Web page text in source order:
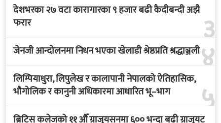
३
देशभरका २७ वटा कारागारका ९ हजार बढी कैदीबन्दी अझै
फरार
४
जेनजी आन्दोलनमा निधन भएका खेलाडी श्रेष्ठप्रति श्रद्धाञ्जली
५
लिम्पियाधुरा, लिपुलेख र कालापानी नेपालको ऐतिहासिक,
भौगोलिक र कानुनी अधिकारमा आधारित भू–भाग
ब्रिटिस कलेजको ११ औँ ग्राजुयसनमा ६०० भन्दा बढी ग्राजुयट